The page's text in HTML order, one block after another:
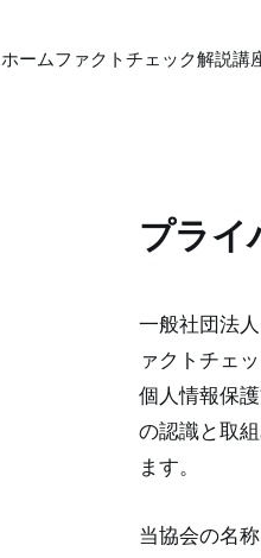
ホームファクトチェック解説講
プライ
一般社団法
ァクトチェ
個人情報保
の認識と取
ます。
当協会の名